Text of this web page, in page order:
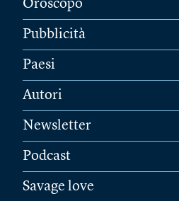
Oroscopo
Pubblicità
Paesi
Autori
Newsletter
Podcast
Savage love